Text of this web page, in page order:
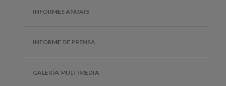
INFORMES ANUAIS
INFORME DE PRENSA
GALERÍA MULTIMEDIA